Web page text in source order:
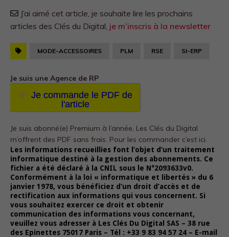
J’ai aimé cet article, je souhaite lire les prochains
articles des Clés du Digital, je m’inscris à la newsletter
MODE-ACCESSOIRES PLM RSE SI-ERP
Je suis une Agence de RP
Je commande le PDF de
l'article
Je suis abonné(e) Premium à l’année, Les Clés du Digital
m’offrent des PDF sans frais. Pour les commander c’est ici.
Les informations recueillies font l’objet d’un traitement
informatique destiné à la gestion des abonnements. Ce
fichier a été déclaré à la CNIL sous le N°2093633v0.
Conformément à la loi « informatique et libertés » du 6
janvier 1978, vous bénéficiez d’un droit d’accès et de
rectification aux informations qui vous concernent. Si
vous souhaitez exercer ce droit et obtenir
communication des informations vous concernant,
veuillez vous adresser à Les Clés Du Digital SAS – 38 rue
des Epinettes 75017 Paris – Tél : +33 9 83 94 57 24 – E-mail